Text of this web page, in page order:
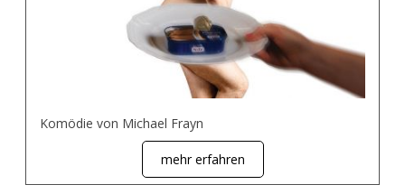
Komödie von Michael Frayn
mehr erfahren